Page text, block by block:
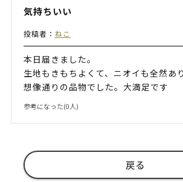
気持ちいい
投稿者： ねこ
本日届きました。
生地もきもちよくて、ニオイも全然あ
想像通りの品物でした。大満足です
参考になった(0人)
戻る